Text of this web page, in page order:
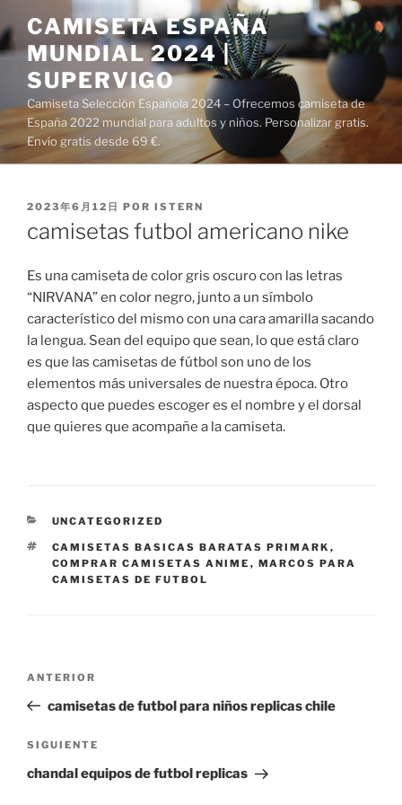
al
contenido
CAMISETA ESPAÑA
MUNDIAL 2024 |
SUPERVIGO
Camiseta Selección Española 2024 – Ofrecemos camiseta de
España 2022 mundial para adultos y niños. Personalizar gratis.
Envío gratis desde 69 €.
PUBLICADO
2023年6月12日 POR ISTERN
camisetas futbol americano nike
Es una camiseta de color gris oscuro con las letras
“NIRVANA” en color negro, junto a un símbolo
característico del mismo con una cara amarilla sacando
la lengua. Sean del equipo que sean, lo que está claro
es que las camisetas de fútbol son uno de los
elementos más universales de nuestra época. Otro
aspecto que puedes escoger es el nombre y el dorsal
que quieres que acompañe a la camiseta.
CATEGORÍAS
UNCATEGORIZED
ETIQUETAS
CAMISETAS BASICAS BARATAS PRIMARK ,
COMPRAR CAMISETAS ANIME , MARCOS PARA
CAMISETAS DE FUTBOL
entradas
Entrada
anterior:
ANTERIOR
camisetas de futbol para niños replicas chile
Siguiente
entrada
SIGUIENTE
chandal equipos de futbol replicas